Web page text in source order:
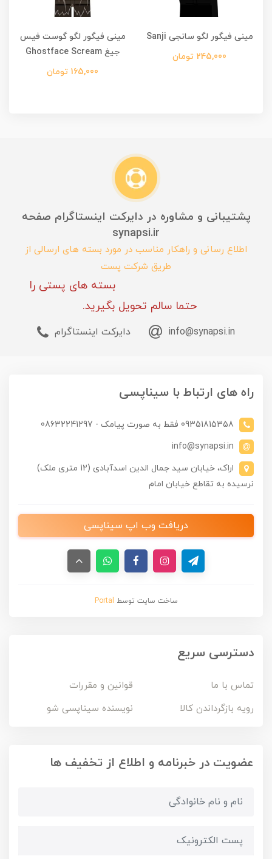
مینی فیگور لگو سانجی Sanji
245,000 تومان
مینی فیگور لگو گوست‌ فیس
جیغ Ghostface Scream
165,000 تومان
پشتیبانی و مشاوره در دایرکت اینستاگرام صفحه
synapsi.ir
اطلاع رسانی و راهکار مناسب در مورد بسته های ارسالی از
طریق شرکت پست
بسته های پستی را
حتما سالم تحویل بگیرید.
info@synapsi.in دایرکت اینستاگرام
راه های ارتباط با سیناپسی
09351815358 فقط به صورت پیامک - 08632241297
info@synapsi.in
اراک، خیابان سید جمال الدین اسدآبادی (12 متری ملک)
نرسیده به تقاطع خیابان امام
دریافت وب اپ سیناپسی
ساخت سایت توسط Portal
دسترسی سریع
تماس با ما
قوانین و مقررات
رویه بازگرداندن کالا
نویسنده سیناپسی شو
عضویت در خبرنامه و اطلاع از تخفیف ها